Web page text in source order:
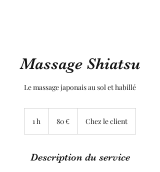
Massage Shiatsu
Le massage japonais au sol et habillé
1 h 80 € Chez le client
Description du service